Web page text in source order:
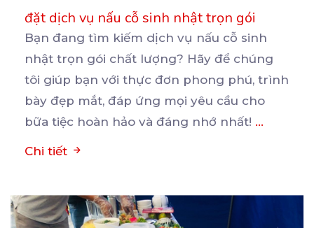
đặt dịch vụ nấu cỗ sinh nhật trọn gói
Bạn đang tìm kiếm dịch vụ nấu cỗ sinh
nhật trọn gói chất lượng? Hãy để chúng
tôi giúp bạn với thực đơn phong phú, trình
bày đẹp mắt, đáp ứng mọi yêu cầu cho
bữa tiệc hoàn hảo và đáng nhớ nhất! ...
Chi tiết